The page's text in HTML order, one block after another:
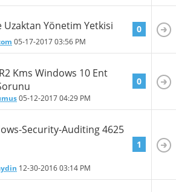
Yönetim Yetkisi
05-17-201703:56 PM
0
Kms Windows 10 Ent
05-12-201704:29 PM
0
Security-Auditing 4625
12-30-201603:14 PM
1